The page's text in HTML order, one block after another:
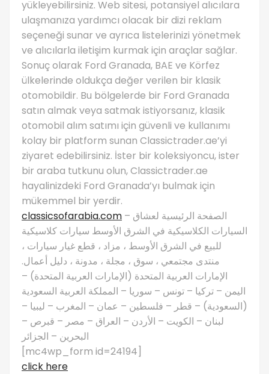
yükleyebilirsiniz. Web sitesi, potansiyel alıcılara
ulaşmanıza yardımcı olacak bir dizi reklam
seçeneği sunar ve ayrıca listelerinizi yönetmek
ve alıcılarla iletişim kurmak için araçlar sağlar.
Sonuç olarak Ford Granada, BAE ve Körfez
ülkelerinde oldukça değer verilen bir klasik
otomobildir. Bu bölgelerde bir Ford Granada
satın almak veya satmak istiyorsanız, klasik
otomobil alım satımı için güvenli ve kullanımı
kolay bir platform sunan Classictrader.ae’yi
ziyaret edebilirsiniz. İster bir koleksiyoncu, ister
bir araba tutkunu olun, Classictrader.ae
hayalinizdeki Ford Granada’yı bulmak için
mükemmel bir yerdir.
classicsofarabia.com – الصفحة الرئيسية لعشاق
السيارات الكلاسيكية في الشرق الأوسط سيارات كلاسيكية
للبيع في الشرق الأوسط ، مزاد ، قطع غيار سيارات ،
منتدى مجتمعي ، سوق ، مجلة ، مدونة ، دليل أعمال.
الإمارات العربية المتحدة (الإمارات العربية المتحدة) –
اليمن – تركيا – تونس – سوريا – المملكة العربية السعودية
(السعودية) – قطر – فلسطين – عمان – المغرب – ليبيا –
لبنان – الكويت – الأردن – العراق – مصر – قبرص –
البحرين – الجزائر
[mc4wp_form id=24194]
click here